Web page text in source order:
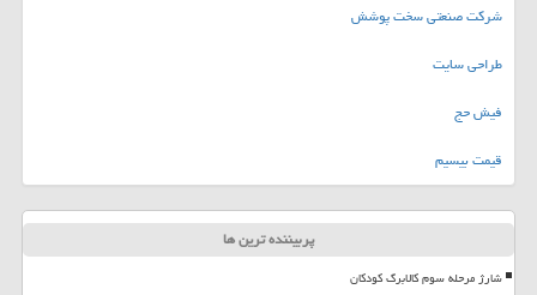
شرکت صنعتی سخت پوشش
طراحی سایت
فیش حج
قیمت بیسیم
پربیننده ترین ها
شارژ مرحله سوم کالابرگ کودکان